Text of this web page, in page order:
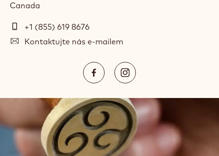
Canada
Telefon+1 (855) 619 8676
E-
Kontaktujte nás e-mailem
https://www.facebook.com/
in
a
new
window.
https://
in
a
new
window.